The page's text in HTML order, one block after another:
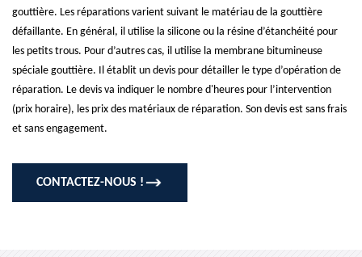
gouttière. Les réparations varient suivant le matériau de la gouttière
défaillante. En général, il utilise la silicone ou la résine d’étanchéité pour
les petits trous. Pour d’autres cas, il utilise la membrane bitumineuse
spéciale gouttière. Il établit un devis pour détailler le type d’opération de
réparation. Le devis va indiquer le nombre d'heures pour l’intervention
(prix horaire), les prix des matériaux de réparation. Son devis est sans frais
et sans engagement.
CONTACTEZ-NOUS !